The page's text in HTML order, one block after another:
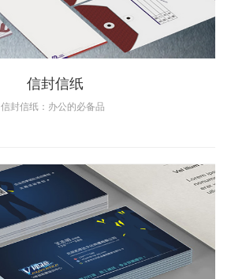
信封信纸
信封信纸：办公的必备品